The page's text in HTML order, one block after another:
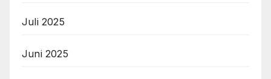
Juli 2025
Juni 2025